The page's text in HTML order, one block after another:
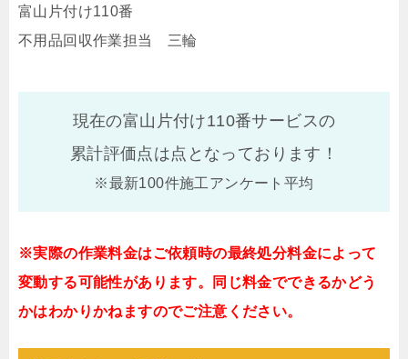
富山片付け110番
不用品回収作業担当 三輪
現在の富山片付け110番サービスの
累計評価点は点となっております！
※最新100件施工アンケート平均
※実際の作業料金はご依頼時の最終処分料金によって
変動する可能性があります。同じ料金でできるかどう
かはわかりかねますのでご注意ください。